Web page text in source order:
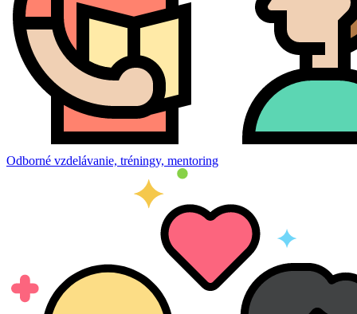
Odborné vzdelávanie, tréningy, mentoring